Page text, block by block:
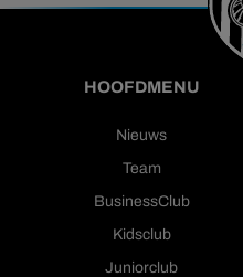
HOOFDMENU
Nieuws
Team
BusinessClub
Kidsclub
Juniorclub